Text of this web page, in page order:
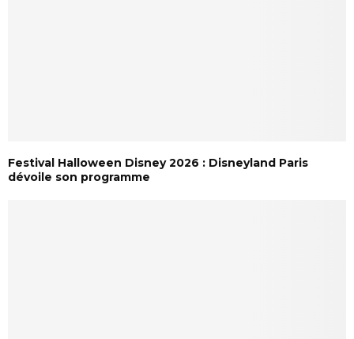
Festival Halloween Disney 2026 : Disneyland Paris
dévoile son programme